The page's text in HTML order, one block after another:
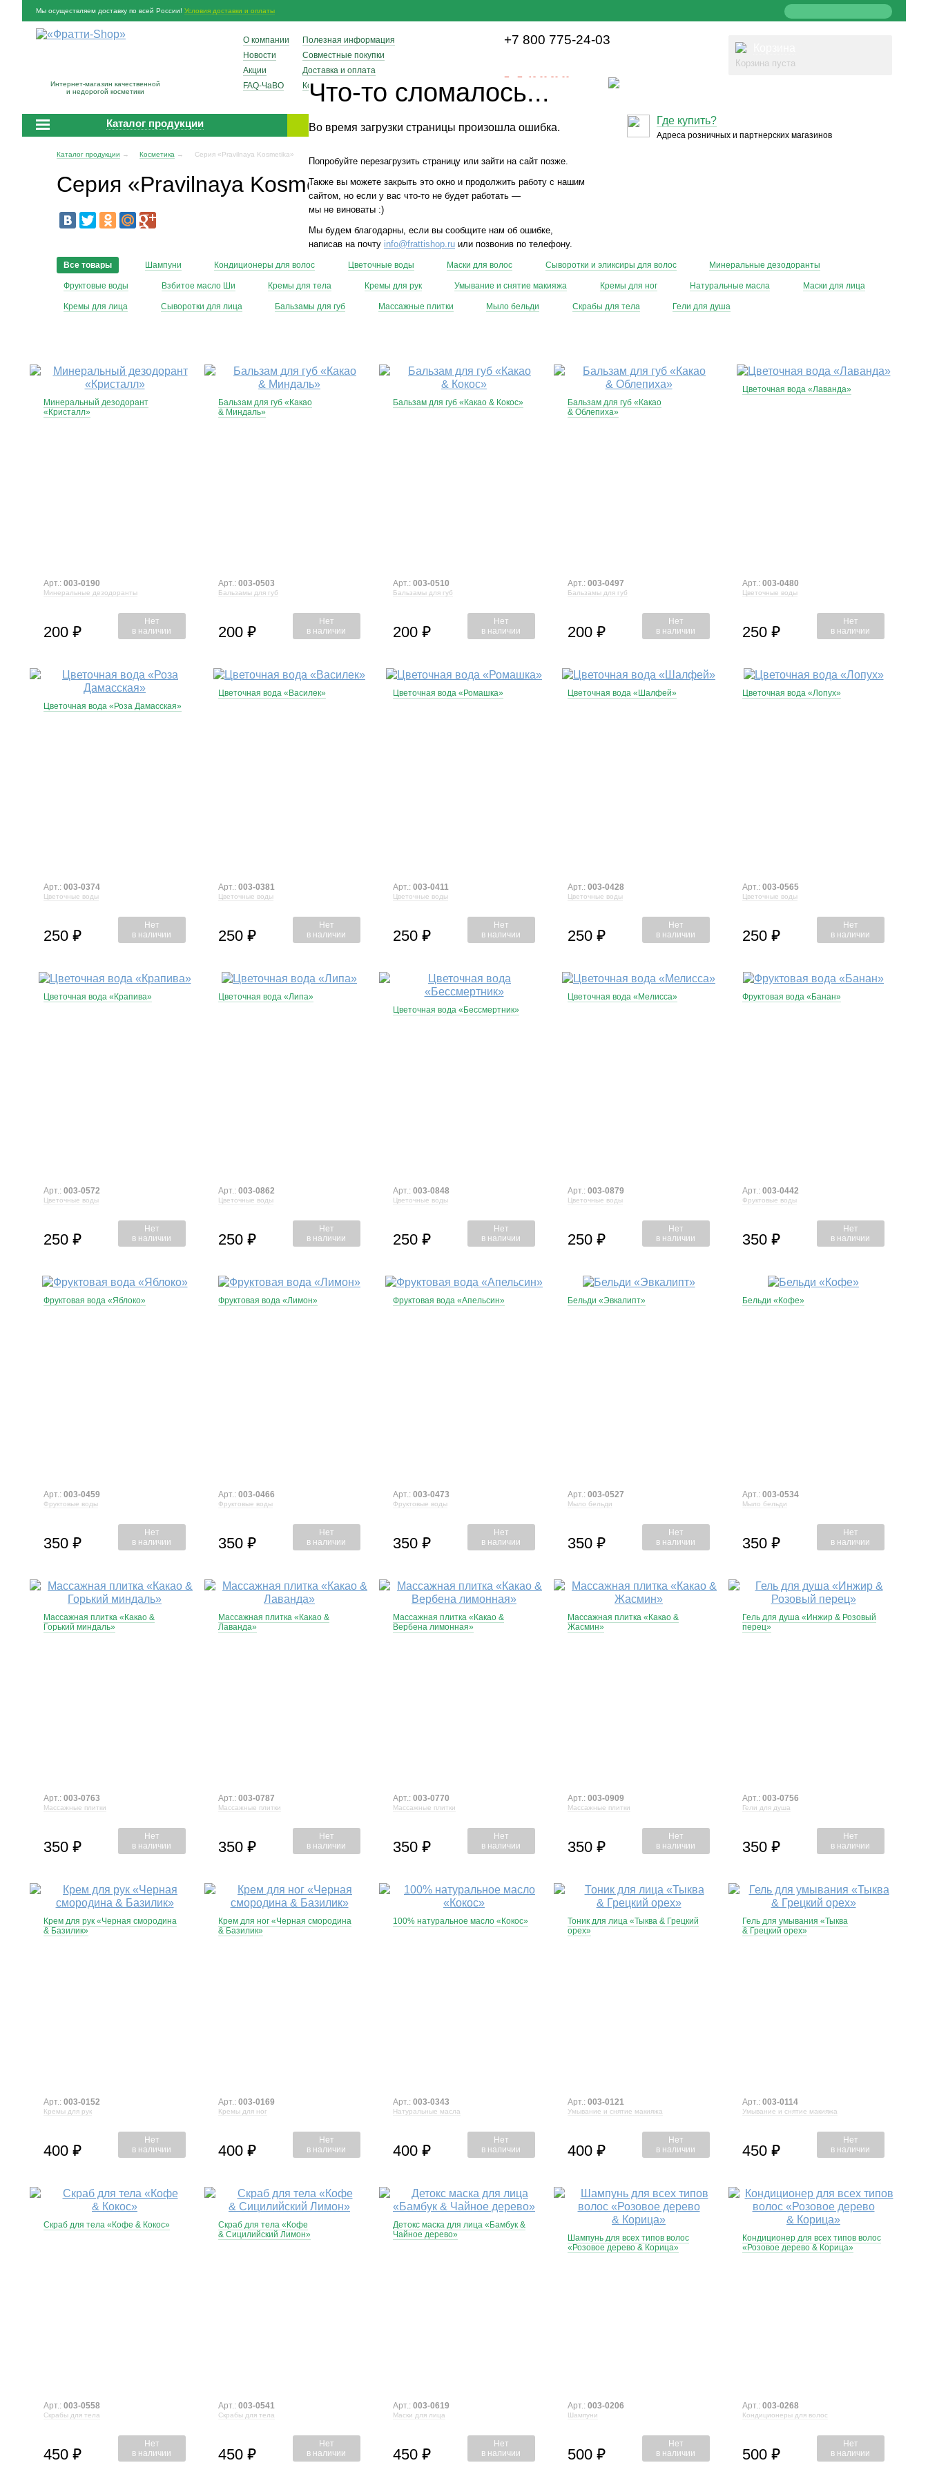
Мы осуществляем доставку по всей России! Условия доставки и оплаты
Интернет-магазин качественной
и недорогой косметики
О компании
Новости
Акции
FAQ-ЧаВО
Полезная информация
Совместные покупки
Доставка и оплата
Контактная информация
+7 800 775-24-03
Пн-Пт 12:00-20:00
Корзина пуста
Каталог продукции Новинки Популярные товары Где купить?
Адреса розничных и партнерских магазинов
Каталог продукции → Косметика → Серия «Pravilnaya Kosmetika»
Серия «Pravilnaya Kosmetika»
Все товары Шампуни Кондиционеры для волос Цветочные воды Маски для волос Сыворотки и эликсиры для волос Минеральные дезодоранты
Фруктовые воды Взбитое масло Ши Кремы для тела Кремы для рук Умывание и снятие макияжа Кремы для ног Натуральные масла Маски для лица
Кремы для лица Сыворотки для лица Бальзамы для губ Массажные плитки Мыло бельди Скрабы для тела Гели для душа
Минеральный дезодорант
«Кристалл»
Минеральные дезодоранты
Арт.: 003-0190
200 ⃏
Нет
в наличии
Бальзам для губ «Какао
& Миндаль»
Бальзамы для губ
Арт.: 003-0503
200 ⃏
Нет
в наличии
Бальзам для губ «Какао & Кокос»
Бальзамы для губ
Арт.: 003-0510
200 ⃏
Нет
в наличии
Бальзам для губ «Какао
& Облепиха»
Бальзамы для губ
Арт.: 003-0497
200 ⃏
Нет
в наличии
Цветочная вода «Лаванда»
Цветочные воды
Арт.: 003-0480
250 ⃏
Нет
в наличии
Цветочная вода «Роза Дамасская»
Цветочные воды
Арт.: 003-0374
250 ⃏
Нет
в наличии
Цветочная вода «Василек»
Цветочные воды
Арт.: 003-0381
250 ⃏
Нет
в наличии
Цветочная вода «Ромашка»
Цветочные воды
Арт.: 003-0411
250 ⃏
Нет
в наличии
Цветочная вода «Шалфей»
Цветочные воды
Арт.: 003-0428
250 ⃏
Нет
в наличии
Цветочная вода «Лопух»
Цветочные воды
Арт.: 003-0565
250 ⃏
Нет
в наличии
Цветочная вода «Крапива»
Цветочные воды
Арт.: 003-0572
250 ⃏
Нет
в наличии
Цветочная вода «Липа»
Цветочные воды
Арт.: 003-0862
250 ⃏
Нет
в наличии
Цветочная вода «Бессмертник»
Цветочные воды
Арт.: 003-0848
250 ⃏
Нет
в наличии
Цветочная вода «Мелисса»
Цветочные воды
Арт.: 003-0879
250 ⃏
Нет
в наличии
Фруктовая вода «Банан»
Фруктовые воды
Арт.: 003-0442
350 ⃏
Нет
в наличии
Фруктовая вода «Яблоко»
Фруктовые воды
Арт.: 003-0459
350 ⃏
Нет
в наличии
Фруктовая вода «Лимон»
Фруктовые воды
Арт.: 003-0466
350 ⃏
Нет
в наличии
Фруктовая вода «Апельсин»
Фруктовые воды
Арт.: 003-0473
350 ⃏
Нет
в наличии
Бельди «Эвкалипт»
Мыло бельди
Арт.: 003-0527
350 ⃏
Нет
в наличии
Бельди «Кофе»
Мыло бельди
Арт.: 003-0534
350 ⃏
Нет
в наличии
Массажная плитка «Какао &
Горький миндаль»
Массажные плитки
Арт.: 003-0763
350 ⃏
Нет
в наличии
Массажная плитка «Какао &
Лаванда»
Массажные плитки
Арт.: 003-0787
350 ⃏
Нет
в наличии
Массажная плитка «Какао &
Вербена лимонная»
Массажные плитки
Арт.: 003-0770
350 ⃏
Нет
в наличии
Массажная плитка «Какао &
Жасмин»
Массажные плитки
Арт.: 003-0909
350 ⃏
Нет
в наличии
Гель для душа «Инжир & Розовый
перец»
Гели для душа
Арт.: 003-0756
350 ⃏
Нет
в наличии
Крем для рук «Черная смородина
& Базилик»
Кремы для рук
Арт.: 003-0152
400 ⃏
Нет
в наличии
Крем для ног «Черная смородина
& Базилик»
Кремы для ног
Арт.: 003-0169
400 ⃏
Нет
в наличии
100% натуральное масло «Кокос»
Натуральные масла
Арт.: 003-0343
400 ⃏
Нет
в наличии
Тоник для лица «Тыква & Грецкий
орех»
Умывание и снятие макияжа
Арт.: 003-0121
400 ⃏
Нет
в наличии
Гель для умывания «Тыква
& Грецкий орех»
Умывание и снятие макияжа
Арт.: 003-0114
450 ⃏
Нет
в наличии
Скраб для тела «Кофе & Кокос»
Скрабы для тела
Арт.: 003-0558
450 ⃏
Нет
в наличии
Скраб для тела «Кофе
& Сицилийский Лимон»
Скрабы для тела
Арт.: 003-0541
450 ⃏
Нет
в наличии
Детокс маска для лица «Бамбук &
Чайное дерево»
Маски для лица
Арт.: 003-0619
450 ⃏
Нет
в наличии
Шампунь для всех типов волос
«Розовое дерево & Корица»
Шампуни
Арт.: 003-0206
500 ⃏
Нет
в наличии
Кондиционер для всех типов волос
«Розовое дерево & Корица»
Кондиционеры для волос
Арт.: 003-0268
500 ⃏
Нет
в наличии
Что-то сломалось...
Во время загрузки страницы произошла ошибка.
Попробуйте перезагрузить страницу или зайти на сайт позже.
Также вы можете закрыть это окно и продолжить работу с нашим
сайтом, но если у вас что-то не будет работать —
мы не виноваты :)
Мы будем благодарны, если вы сообщите нам об ошибке,
написав на почту info@frattishop.ru или позвонив по телефону.